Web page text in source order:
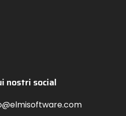
nostri social